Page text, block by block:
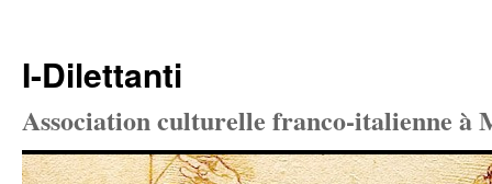
I-Dilettanti
Association culturelle franco-italienne à